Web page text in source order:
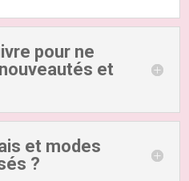
pour ne
et
et modes
?